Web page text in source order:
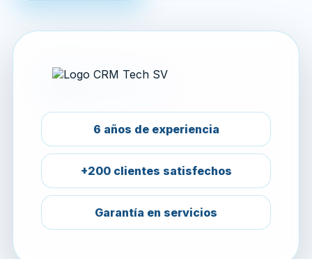
6 años de experiencia
+200 clientes satisfechos
Garantía en servicios